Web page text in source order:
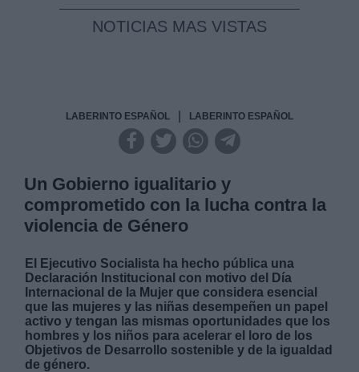
NOTICIAS MAS VISTAS
LABERINTO ESPAÑOL LABERINTO ESPAÑOL
Un Gobierno igualitario y
comprometido con la lucha contra la
violencia de Género
El Ejecutivo Socialista ha hecho pública una
Declaración Institucional con motivo del Día
Internacional de la Mujer que considera esencial
que las mujeres y las niñas desempeñen un papel
activo y tengan las mismas oportunidades que los
hombres y los niños para acelerar el loro de los
Objetivos de Desarrollo sostenible y de la igualdad
de género.